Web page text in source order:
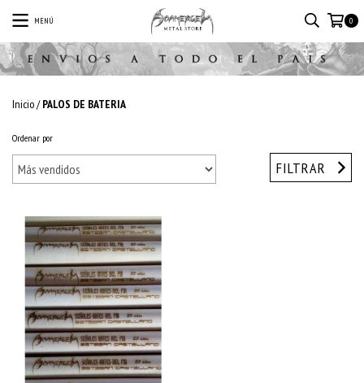
MENÚ 0
Inicio/ PALOS DE BATERIA
Ordenar por
FILTRAR